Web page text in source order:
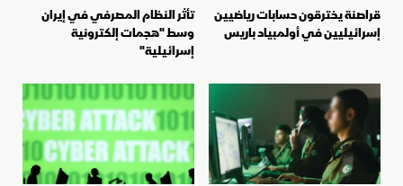
قراصنة يخترقون حسابات رياضيين
إسرائيليين في أولمبياد باريس
تأثر النظام المصرفي في إيران
وسط "هجمات إلكترونية
إسرائيلية"